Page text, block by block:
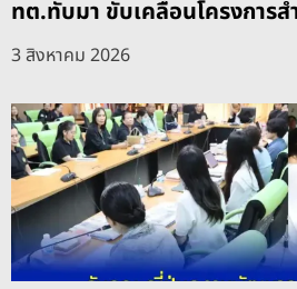
ทต.ทับมา ขับเคลื่อนโครงการส
3 สิงหาคม 2026